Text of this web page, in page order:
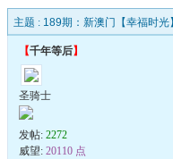
主题 : 189期：新澳门【幸福时光
【千年等后】
圣骑士
发帖: 2272
威望: 20110 点